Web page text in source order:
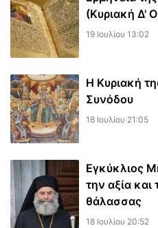
(Κυριακή Δ'
19 Ιουλίου 13:02
Η Κυριακή
Συνόδου
18 Ιουλίου 21:05
Εγκύκλιος
την αξία και
θάλασσας
18 Ιουλίου 20:52